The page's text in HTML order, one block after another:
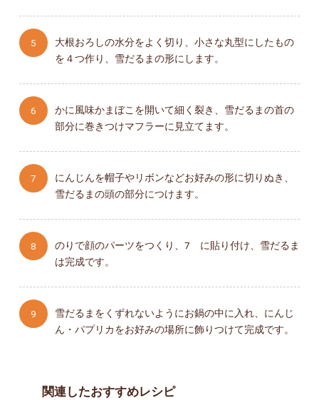
大根おろしの水分をよく切り、小さな丸型にしたもの
を４つ作り、雪だるまの形にします。
かに風味かまぼこを開いて細く裂き、雪だるまの首の
部分に巻きつけマフラーに見立てます。
にんじんを帽子やリボンなどお好みの形に切りぬき、
雪だるまの頭の部分につけます。
のりで顔のパーツをつくり、7 に貼り付け、雪だるま
は完成です。
雪だるまをくずれないようにお鍋の中に入れ、にんじ
ん・パプリカをお好みの場所に飾りつけて完成です。
関連したおすすめレシピ